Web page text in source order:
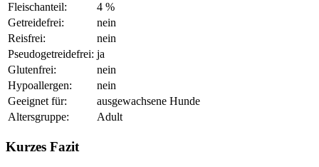
Fleischanteil:
4 %
Getreidefrei:
nein
Reisfrei:
nein
Pseudogetreidefrei: ja
Glutenfrei:
nein
Hypoallergen:
nein
Geeignet für:
ausgewachsene Hunde
Altersgruppe:
Adult
Kurzes Fazit